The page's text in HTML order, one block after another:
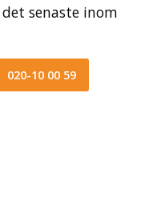
senaste inom
020-10 00 59